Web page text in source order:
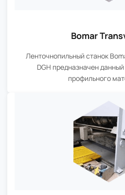
Bomar
Ленточнопильный станок
DGH предназначен
профильного